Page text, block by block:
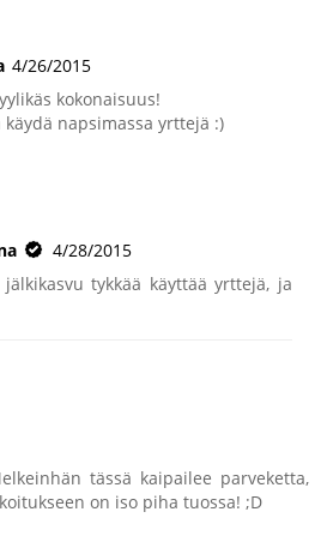
4/26/2015
kokonaisuus!
napsimassa yrttejä :)
4/28/2015
jälkikasvu tykkää käyttää yrttejä, ja
tässä kaipailee parveketta,
on iso piha tuossa! ;D